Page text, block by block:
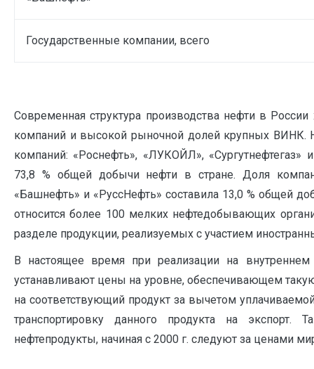
Государственные компании, всего
Современная структура производства нефти в России
компаний и высокой рыночной долей крупных ВИНК.
компаний: «Роснефть», «ЛУКОЙЛ»,
73,8 % общей добычи нефти в стране. Доля
«Башнефть» и «РуссНефть» составила 13,0 % общей
относится более 100 мелких нефтедобывающих
разделе продукции, реализуемых с участием
В настоящее время при реализации на
устанавливают цены на уровне, обеспечивающем
на соответствующий продукт за вычетом
транспортировку данного продукта на
нефтепродукты, начиная с 2000 г. следуют за ценами